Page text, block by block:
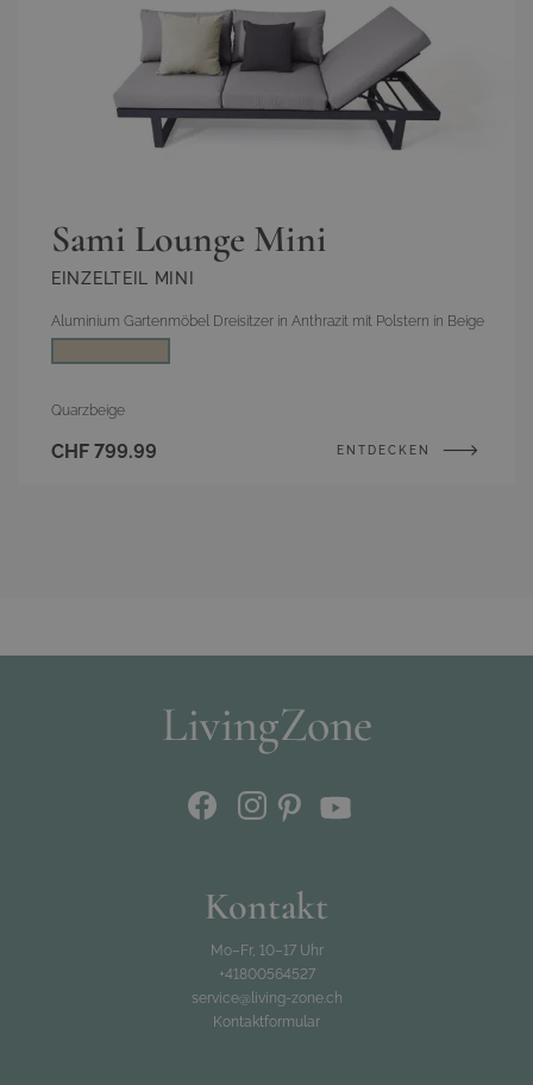
Sami Lounge Mini
EINZELTEIL MINI
Aluminium Gartenmöbel Dreisitzer in Anthrazit mit Polstern in Beige
Farbe
Quarzbeige
CHF 799.99 ENTDECKEN
Kontakt
Mo–Fr, 10–17 Uhr
+41800564527
service@living-zone.ch
Kontaktformular